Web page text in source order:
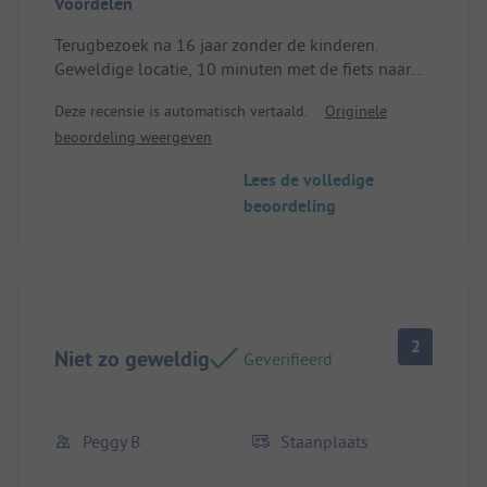
Terugbezoek na 16 jaar zonder de kinderen.
Geweldige locatie, 10 minuten met de fiets naar
op de camping, schitterende plekken. Perfecte
camping.
Deze recensie is automatisch vertaald.
Originele
beoordeling weergeven
Lees de volledige
beoordeling
Niet zo geweldig Geverifieerd
2
Peggy B Staanplaats